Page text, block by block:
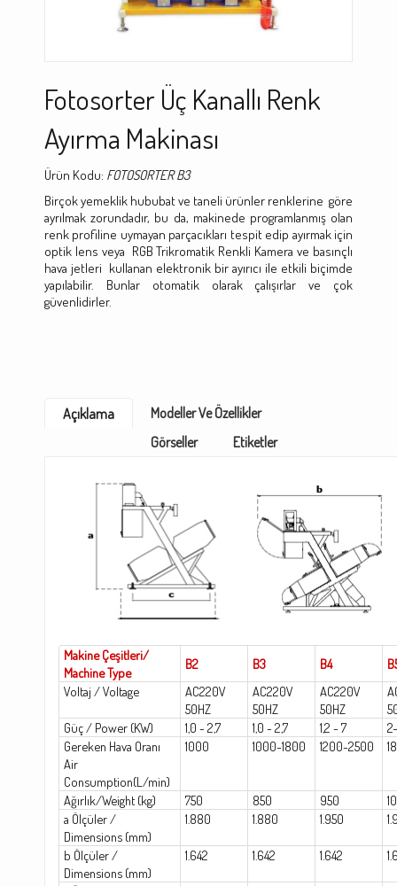
Fotosorter Üç Kanallı Renk
Ayırma Makinası
Ürün Kodu: FOTOSORTER B3
Birçok yemeklik hububat ve taneli ürünler renklerine göre
ayrılmak zorundadır, bu da, makinede programlanmış olan
renk profiline uymayan parçacıkları tespit edip ayırmak için
optik lens veya RGB Trikromatik Renkli Kamera ve basınçlı
hava jetleri kullanan elektronik bir ayırıcı ile etkili biçimde
yapılabilir. Bunlar otomatik olarak çalışırlar ve çok
güvenlidirler.
Açıklama
Modeller Ve Özellikler
Görseller
Etiketler
Makine Çeşitleri/
Machine Type
B2 B3 B4
Voltaj / Voltage
AC220V
50HZ
AC220V
50HZ
AC220V
50HZ
Güç / Power (KW)
1,0 - 2,7 1,0 - 2,7 1,2 - 7
Gereken Hava Oranı
Air
Consumption(L/min)
1000 1000-1800 1200-2500
Ağırlık/Weight (kg) 750 850 950
a Ölçüler /
Dimensions (mm)
1.880 1.880 1.950
b Ölçüler /
Dimensions (mm)
1.642 1.642 1.642